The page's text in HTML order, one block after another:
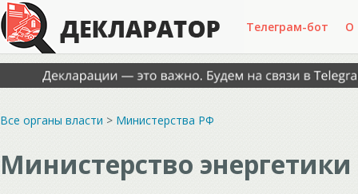
Телеграм-бот О
Все органы власти > Министерства РФ
Министерство энергетики